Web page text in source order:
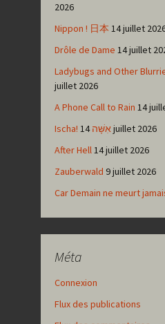
2026
Nippon ! 日本 14 juillet
Drôle de Dame 14 juillet
Ladybugs and Other
juillet 2026
A Phone Call to Rain 14
Ischa! אִשָּׁה14 juillet 2026
After Hell14 juillet 2026
Zauberwald 9 juillet 2026
Car Demain ne meurt
Méta
Connexion
Flux des publications